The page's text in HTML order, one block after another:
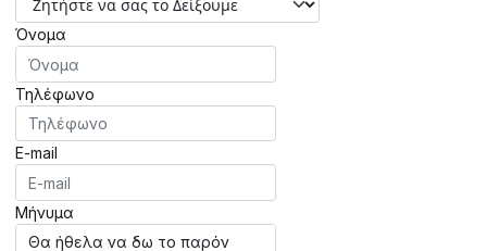
Όνομα
Τηλέφωνο
E-mail
Μήνυμα